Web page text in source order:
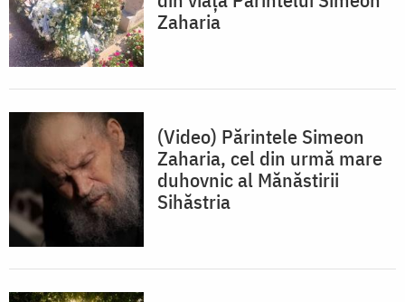
Zaharia
(Video) Părintele Simeon
Zaharia, cel din urmă mare
duhovnic al Mănăstirii
Sihăstria